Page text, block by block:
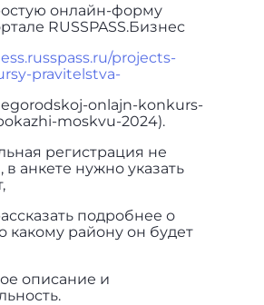
онлайн-форму
RUSSPASS.Бизнес
projects-
pravitelstva-
onlajn-konkurs-
moskvu-2024).
регистрация не
в анкете нужно указать
подробнее о
какому району он будет
описание и